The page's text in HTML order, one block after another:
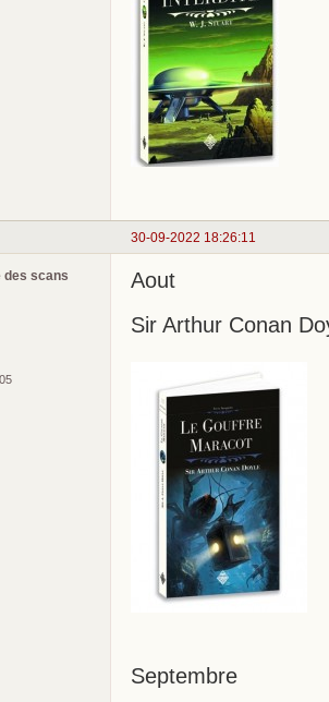
30-09-2022 18:26:11
des scans
Aout
Sir Arthur Conan
Septembre